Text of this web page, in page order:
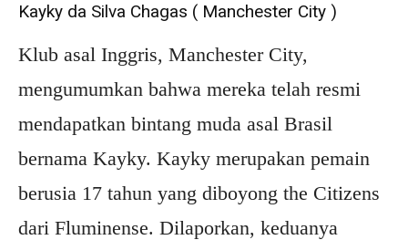
Kayky da Silva Chagas ( Manchester City )
Klub asal Inggris, Manchester City,
mengumumkan bahwa mereka telah resmi
mendapatkan bintang muda asal Brasil
bernama Kayky. Kayky merupakan pemain
berusia 17 tahun yang diboyong the Citizens
dari Fluminense. Dilaporkan, keduanya